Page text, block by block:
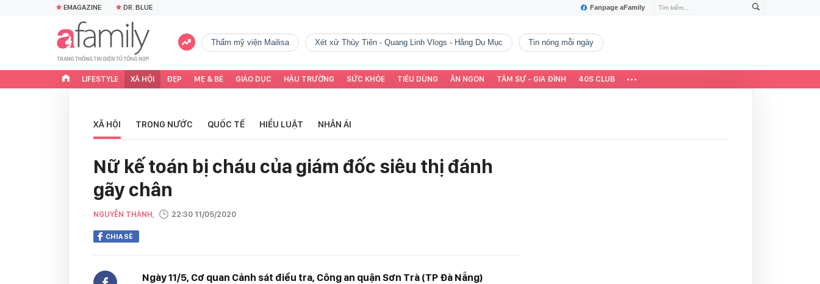
Fanpage aFamily
EMAGAZINE DR. BLUE
Thẩm mỹ viện Mailisa Xét xử Thùy Tiên - Quang Linh Vlogs - Hằng Du Mục tin nóng mỗi ngày
LIFESTYLE XÃ HỘI ĐẸP MẸ & BÉ GIÁO DỤC HẬU TRƯỜNG SỨC KHỎE TIÊU DÙNG ĂN NGON TÂM SỰ - GIA ĐÌNH 40S CLUB
XÃ HỘI TRONG NƯỚC QUỐC TẾ HIỂU LUẬT NHÂN ÁI
Nữ kế toán bị cháu của giám đốc siêu thị đánh
gãy chân
NGUYỄN THÀNH, 22:30 11/05/2020
CHIA SẺ
Ngày 11/5, Cơ quan Cảnh sát điều tra, Công an quận Sơn Trà (TP Đà Nẵng)